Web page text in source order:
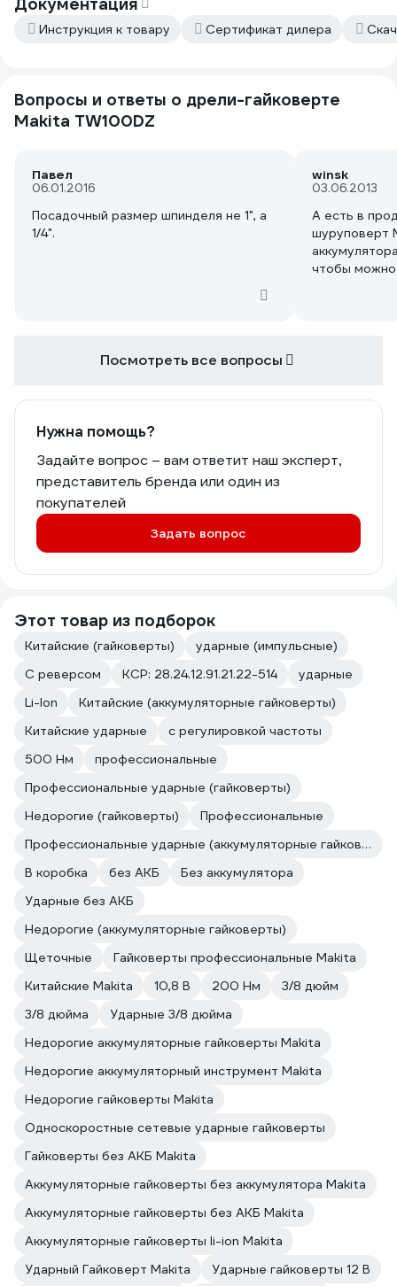
Документация
Инструкция к товару Сертификат дилера
Вопросы и ответы о дрели-гайковерте
Makita TW100DZ
Павел
06.01.2016
Посадочный размер шпинделя не 1", а
1/4".
winsk
03.06.2013
А есть в
шуруповерт
чтобы можно
Посмотреть все вопросы
Нужна помощь?
Задайте вопрос – вам ответит наш эксперт,
представитель бренда или один из
покупателей
Задать вопрос
Этот товар из подборок
Китайские (гайковерты)
ударные (импульсные)
С реверсом
КСР: 28.24.12.91.21.22-514
ударные
Li-Ion
Китайские (аккумуляторные гайковерты)
Китайские ударные
с регулировкой частоты
500 Нм
профессиональные
Профессиональные ударные (гайковерты)
Недорогие (гайковерты)
Профессиональные
Профессиональные ударные (аккумуляторные гайковерты)
В коробка
без АКБ
Без аккумулятора
Ударные без АКБ
Недорогие (аккумуляторные гайковерты)
Щеточные
Гайковерты профессиональные Makita
Китайские Makita
10,8 В 200 Нм
3/8 дюйм
3/8 дюйма
Ударные 3/8 дюйма
Недорогие аккумуляторные гайковерты Makita
Недорогие аккумуляторный инструмент Makita
Недорогие гайковерты Makita
Односкоростные сетевые ударные гайковерты
Гайковерты без АКБ Makita
Аккумуляторные гайковерты без аккумулятора Makita
Аккумуляторные гайковерты без АКБ Makita
Аккумуляторные гайковерты li-ion Makita
Ударный Гайковерт Makita
Ударные гайковерты 12 В